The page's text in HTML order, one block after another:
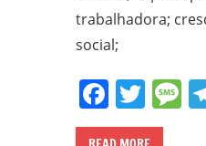
trabalhadora;
social;